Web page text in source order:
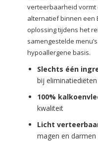
verteerbaarheid vormt
alternatief binnen een
oplossing tijdens het
samengestelde
hypoallergene basis.
Slechts één
bij
100%
kwaliteit
Licht
magen en darmen